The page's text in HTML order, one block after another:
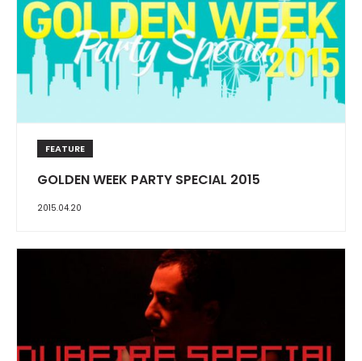
FEATURE
GOLDEN WEEK PARTY SPECIAL 2015
2015.04.20